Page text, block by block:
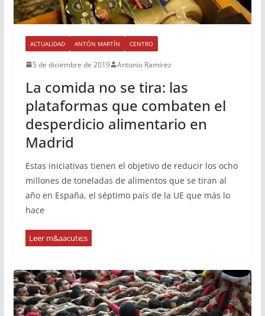
ACTUALIDAD ANTÓN MARTÍN CENTRO
5 de diciembre de 2019 Antonio Ramírez
La comida no se tira: las
plataformas que combaten el
desperdicio alimentario en
Madrid
Estas iniciativas tienen el objetivo de reducir los ocho
millones de toneladas de alimentos que se tiran al
año en España, el séptimo país de la UE que más lo
hace